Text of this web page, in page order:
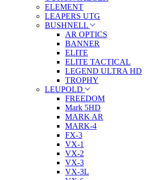
ELEMENT
LEAPERS UTG
BUSHNELL
AR OPTICS
BANNER
ELITE
ELITE TACTICAL
LEGEND ULTRA HD
TROPHY
LEUPOLD
FREEDOM
Mark 5HD
MARK AR
MARK-4
FX-3
VX-1
VX-2
VX-3
VX-3L